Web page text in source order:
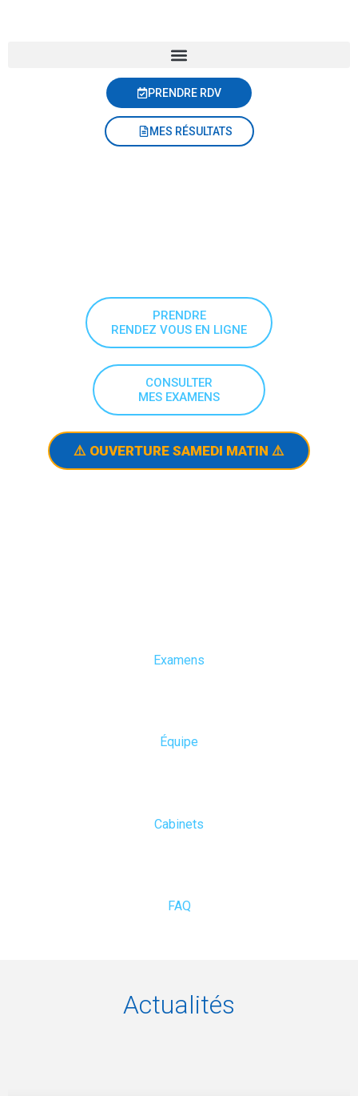
PRENDRE RDV
MES RÉSULTATS
PRENDRE
RENDEZ VOUS EN LIGNE
CONSULTER
MES EXAMENS
⚠️ OUVERTURE SAMEDI MATIN ⚠️
Examens
Équipe
Cabinets
FAQ
Actualités